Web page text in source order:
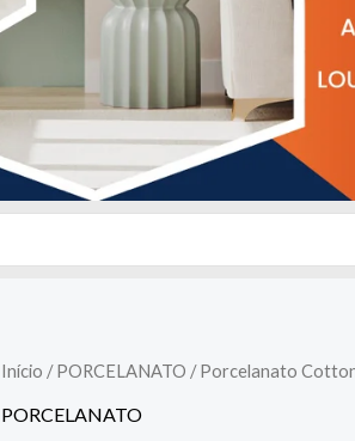
Início /PORCELANATO / Porcelanato
PORCELANATO